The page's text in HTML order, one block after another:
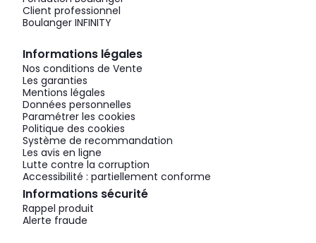
Client professionnel
Boulanger INFINITY
Informations légales
Nos conditions de Vente
Les garanties
Mentions légales
Données personnelles
Paramétrer les cookies
Politique des cookies
Système de recommandation
Les avis en ligne
Lutte contre la corruption
Accessibilité : partiellement conforme
Informations sécurité
Rappel produit
Alerte fraude